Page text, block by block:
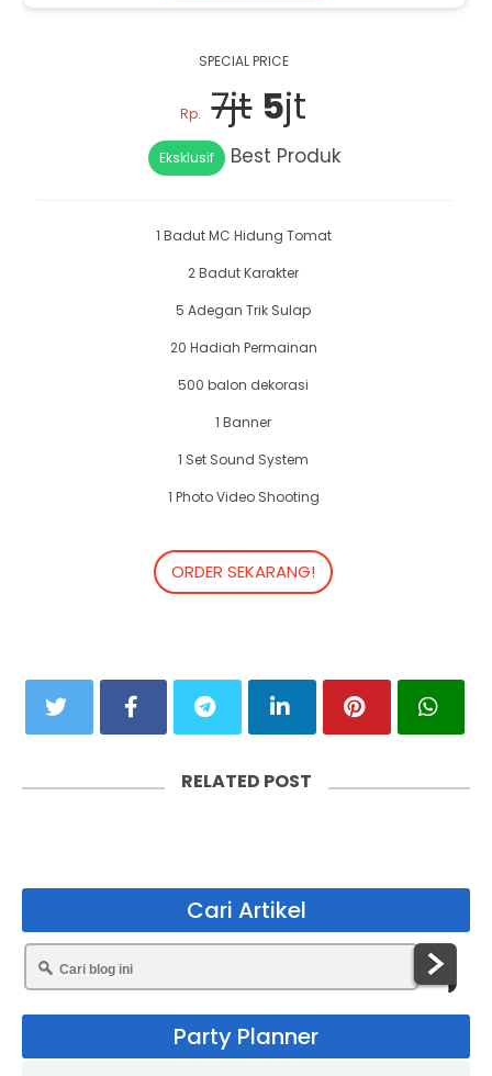
SPECIAL PRICE
Rp. 7jt 5jt
Eksklusif Best Produk
1 Badut MC Hidung Tomat
2 Badut Karakter
5 Adegan Trik Sulap
20 Hadiah Permainan
500 balon dekorasi
1 Banner
1 Set Sound System
1 Photo Video Shooting
ORDER SEKARANG!
RELATED POST
Cari Artikel
Party Planner